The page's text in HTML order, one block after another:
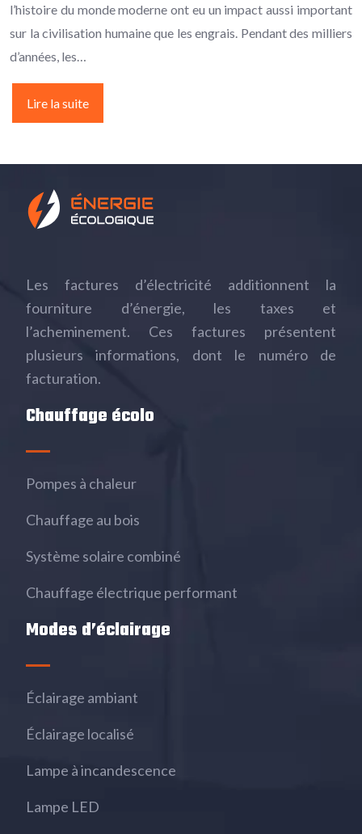
l’histoire du monde moderne ont eu un impact aussi important
sur la civilisation humaine que les engrais. Pendant des milliers
d’années, les…
Lire la suite
Les factures d’électricité additionnent la
fourniture d’énergie, les taxes et
l’acheminement. Ces factures présentent
plusieurs informations, dont le numéro de
facturation.
Chauffage écolo
Pompes à chaleur
Chauffage au bois
Système solaire combiné
Chauffage électrique performant
Modes d’éclairage
Éclairage ambiant
Éclairage localisé
Lampe à incandescence
Lampe LED